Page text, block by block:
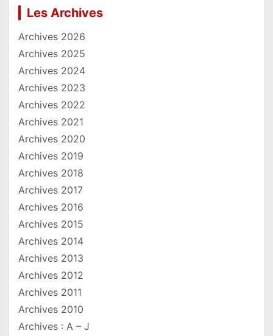
Les Archives
Archives 2026
Archives 2025
Archives 2024
Archives 2023
Archives 2022
Archives 2021
Archives 2020
Archives 2019
Archives 2018
Archives 2017
Archives 2016
Archives 2015
Archives 2014
Archives 2013
Archives 2012
Archives 2011
Archives 2010
Archives : A – J